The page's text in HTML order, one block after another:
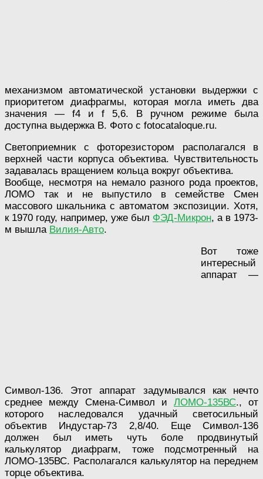
механизмом автоматической установки выдержки с
приоритетом диафрагмы, которая могла иметь два
значения — f4 и f 5,6. В ручном режиме была
доступна выдержка В. Фото с fotocataloque.ru.
Светоприемник с фоторезистором располагался в
верхней части корпуса объектива. Чувствительность
задавалась вращением кольца вокруг объектива.
Вообще, несмотря на немало разного рода проектов,
ЛОМО так и не выпустило в семействе Смен
массового шкальника с автоматом экспозиции. Хотя,
к 1970 году, например, уже был ФЭД-Микрон, а в 1973-
м вышла Вилия-Авто.
Вот тоже
интересный
аппарат —
Символ-136. Этот аппарат задумывался как нечто
среднее между Смена-Символ и ЛОМО-135ВС., от
которого наследовался удачный светосильный
объектив Индустар-73 2,8/40. Еще Символ-136
должен был иметь чуть боле продвинутый
калькулятор диафрагм, тоже подсмотренный на
ЛОМО-135ВС. Располагался калькулятор на переднем
торце объектива.